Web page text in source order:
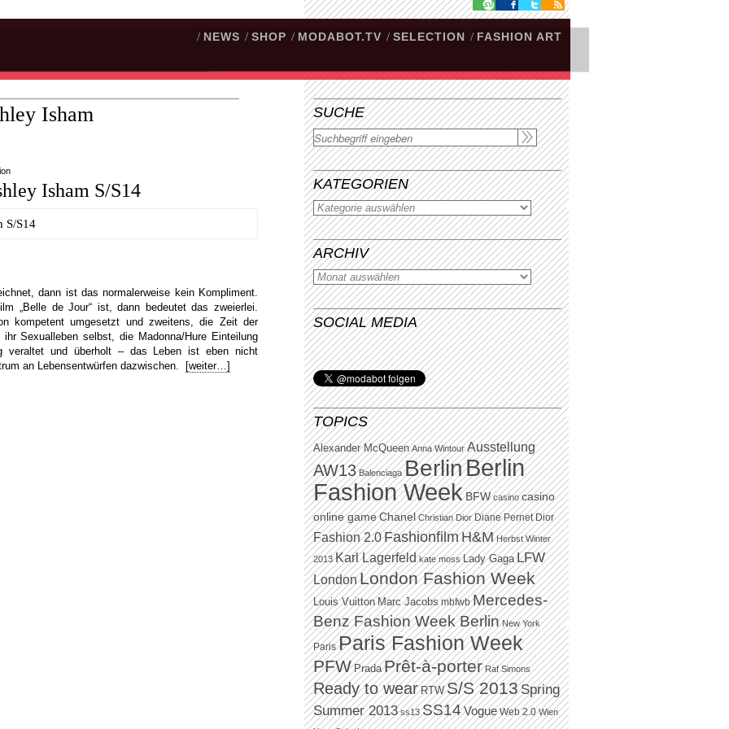
/ NEWS / SHOP / MODABOT.TV / SELECTION / FASHION ART
SUCHE
Suchen
KATEGORIEN
ARCHIV
SOCIAL MEDIA
TOPICS
Alexander McQueen Anna Wintour Ausstellung
AW13 Balenciaga BerlinBerlin
Fashion WeekBFW casino casino
online game Chanel Christian Dior Diane Pernet Dior
Fashion 2.0FashionfilmH&M Herbst Winter
2013 Karl Lagerfeld kate moss Lady Gaga LFW
LondonLondon Fashion Week
Louis Vuitton Marc Jacobs mbfwb Mercedes-
Benz Fashion Week Berlin New York
Paris Paris Fashion Week
PFW Prada Prêt-à-porter Raf Simons
Ready to wear RTW S/S 2013Spring
Summer 2013 ss13 SS14Vogue Web 2.0 Wien
Isham
Isham S/S14
dann ist das normalerweise kein Kompliment.
„Belle de Jour“ ist, dann bedeutet das zweierlei.
kompetent umgesetzt und zweitens, die Zeit der
Sexualleben selbst, die Madonna/Hure Einteilung
veraltet und überholt – das Leben ist eben nicht
an Lebensentwürfen dazwischen.
[weiter…]